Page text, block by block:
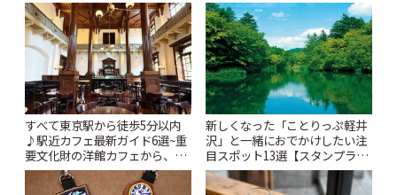
すべて東京駅から徒歩5分以内
♪駅近カフェ最新ガイド6選~重
要文化財の洋館カフェから、改
札すぐのレトロ喫茶まで~ | こと
りっぷ
新しくなった「ことりっぷ軽井
沢」と一緒におでかけしたい注
目スポット13選【スタンプラリ
ー開催中】 | ことりっぷ